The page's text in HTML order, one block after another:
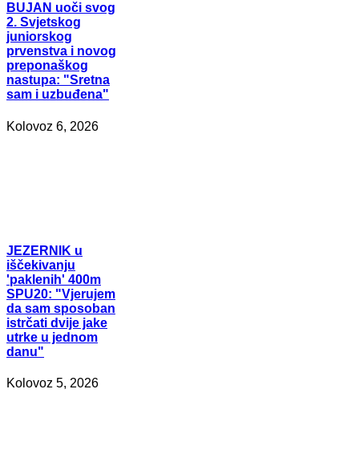
BUJAN uoči svog
2. Svjetskog
juniorskog
prvenstva i novog
preponaškog
nastupa: "Sretna
sam i uzbuđena"
Kolovoz 6, 2026
JEZERNIK u
iščekivanju
'paklenih' 400m
SPU20: "Vjerujem
da sam sposoban
istrčati dvije jake
utrke u jednom
danu"
Kolovoz 5, 2026